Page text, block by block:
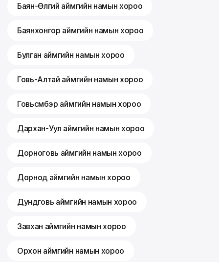
Баян-Өлгий аймгийн намын хороо
Баянхонгор аймгийн намын хороо
Булган аймгийн намын хороо
Говь-Алтай аймгийн намын хороо
Говьсүмбэр аймгийн намын хороо
Дархан-Уул аймгийн намын хороо
Дорноговь аймгийн намын хороо
Дорнод аймгийн намын хороо
Дундговь аймгийн намын хороо
Завхан аймгийн намын хороо
Орхон аймгийн намын хороо